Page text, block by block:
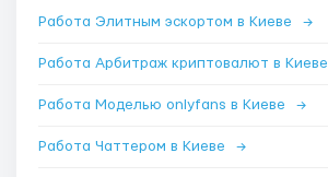
Работа Элитным эскортом в Киеве →
Работа Арбитраж криптовалют в Киеве
Работа Моделью onlyfans в Киеве →
Работа Чаттером в Киеве →